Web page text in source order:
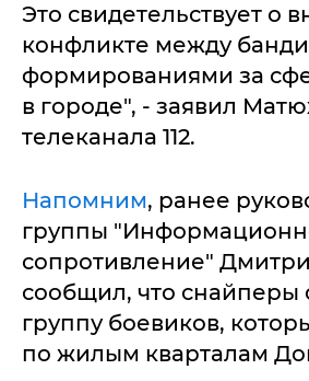
Это свидетельствует о
конфликте между
формированиями за
в городе", - заявил
телеканала 112.
Напомним, ранее
группы
сопротивление"
сообщил, что снайперы
группу боевиков,
по жилым кварталам